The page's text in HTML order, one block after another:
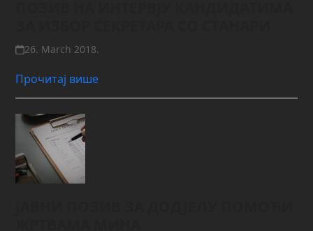
26. March 2018.
Прочитај више